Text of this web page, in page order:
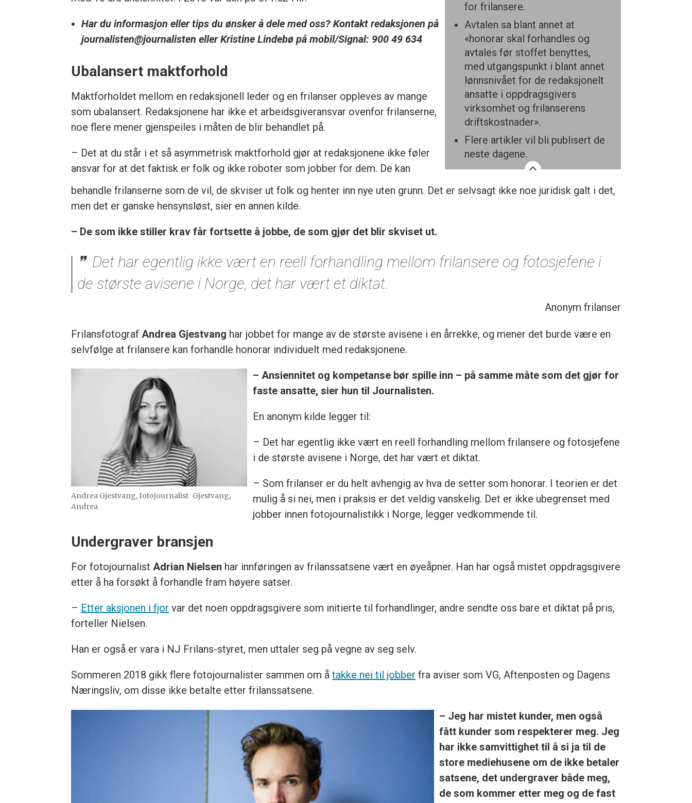
for frilansere.
Avtalen sa blant annet at
«honorar skal forhandles og
avtales før stoffet benyttes,
med utgangspunkt i blant annet
lønnsnivået for de redaksjonelt
ansatte i oppdragsgivers
virksomhet og frilanserens
driftskostnader».
Flere artikler vil bli publisert de
neste dagene.
Har du informasjon eller tips du ønsker å dele med oss? Kontakt redaksjonen på
journalisten@journalisten eller Kristine Lindebø på mobil/Signal: 900 49 634
Ubalansert maktforhold
Maktforholdet mellom en redaksjonell leder og en frilanser oppleves av mange
som ubalansert. Redaksjonene har ikke et arbeidsgiveransvar ovenfor frilanserne,
noe flere mener gjenspeiles i måten de blir behandlet på.
– Det at du står i et så asymmetrisk maktforhold gjør at redaksjonene ikke føler
ansvar for at det faktisk er folk og ikke roboter som jobber for dem. De kan
behandle frilanserne som de vil, de skviser ut folk og henter inn nye uten grunn. Det er selvsagt ikke noe juridisk galt i det,
men det er ganske hensynsløst, sier en annen kilde.
– De som ikke stiller krav får fortsette å jobbe, de som gjør det blir skviset ut.
Det har egentlig ikke vært en reell forhandling mellom frilansere og fotosjefene i
de største avisene i Norge, det har vært et diktat.
Anonym frilanser
FrilansfotografAndrea Gjestvang har jobbet for mange av de største avisene i en årrekke, og mener det burde være en
selvfølge at frilansere kan forhandle honorar individuelt med redaksjonene.
Andrea Gjestvang, fotojournalist Gjestvang,
Andrea
– Ansiennitet og kompetanse bør spille inn – på samme måte som det gjør for
faste ansatte, sier hun til Journalisten.
En anonym kilde legger til:
– Det har egentlig ikke vært en reell forhandling mellom frilansere og fotosjefene
i de største avisene i Norge, det har vært et diktat.
– Som frilanser er du helt avhengig av hva de setter som honorar. I teorien er det
mulig å si nei, men i praksis er det veldig vanskelig. Det er ikke ubegrenset med
jobber innen fotojournalistikk i Norge, legger vedkommende til.
Undergraver bransjen
For fotojournalistAdrian Nielsen har innføringen av frilanssatsene vært en øyeåpner. Han har også mistet oppdragsgivere
etter å ha forsøkt å forhandle fram høyere satser.
– Etter aksjonen i fjor var det noen oppdragsgivere som initierte til forhandlinger, andre sendte oss bare et diktat på pris,
forteller Nielsen.
Han er også er vara i NJ Frilans-styret, men uttaler seg på vegne av seg selv.
Sommeren 2018 gikk flere fotojournalister sammen om åtakke nei til jobber fra aviser som VG, Aftenposten og Dagens
Næringsliv, om disse ikke betalte etter frilanssatsene.
– Jeg har mistet kunder, men også
fått kunder som respekterer meg. Jeg
har ikke samvittighet til å si ja til de
store mediehusene om de ikke betaler
satsene, det undergraver både meg,
de som kommer etter meg og de fast